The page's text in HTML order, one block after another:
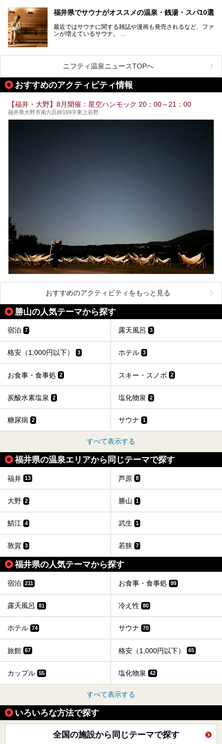
る海産物、越前そば、ソースかつ丼などのグルメも人気で
す。
2024年春の北陸新幹線の延伸により、関西地方のみならず
首都圏からもアクセスしやすくなりました。今回は、そんな
福井県でおすすめのスーパー銭湯をご紹介します。
福井県でサウナがオススメの温泉・銭湯・スパ10選
最近ではサウナに関する雑誌や漫画も発売されるなど、ファ
ンが増えているサウナ。
チームサウナ、塩サウナなどが存在し、施設によって様々な
こだわりを持つ施設も増えています。
ススメ温泉・銭湯・スパを10件まとめてご紹介します。
ニフティ温泉ニュースTOPへ
おすすめのアクティビティ情報
【福井・大野】8月開催：星空ハンモック 20：00～21：00
福井県大野市南六呂師169字東上谷野
おすすめのアクティビティをもっと見る
勝山の人気テーマから探す
宿泊 7 露天風呂 3
格安（1,000円以下） 3 ホテル 3
お食事・食事処 2 スキー・スノボ 2
炭酸水素塩泉 2 塩化物泉 2
糖尿病 2 サウナ 1
すべて表示する
福井県の温泉エリアから同じテーマで探す
福井 13 芦原 8
大野 2 勝山 1
鯖江 4 武生 1
敦賀 3 若狭 7
福井県の人気テーマから探す
宿泊 211 お食事・食事処 99
露天風呂 81 冷え性 80
ホテル 74 サウナ 70
旅館 67 格安（1,000円以下） 65
カップル 55 塩化物泉 42
すべて表示する
いろいろな方法で探す
全国の施設から同じテーマで探す